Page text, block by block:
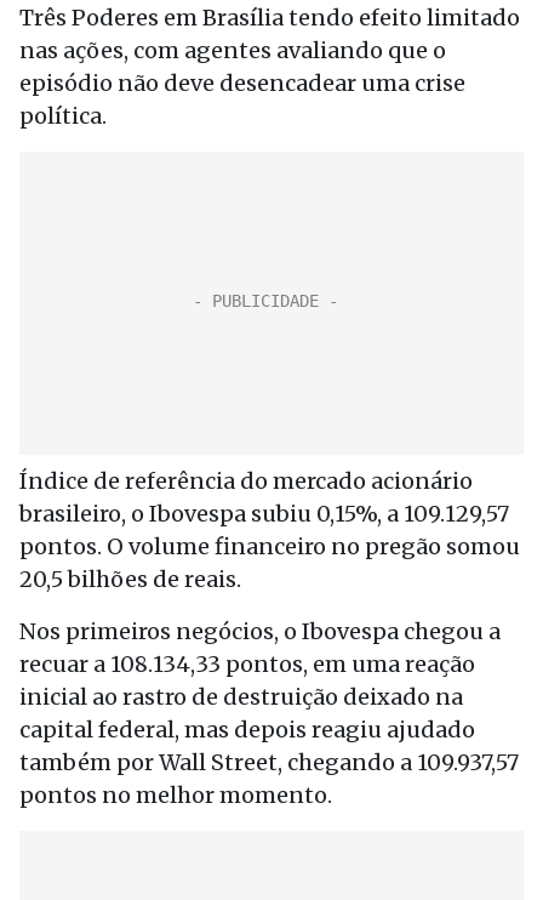
Três Poderes em Brasília tendo efeito limitado
nas ações, com agentes avaliando que o
episódio não deve desencadear uma crise
política.
Índice de referência do mercado acionário
brasileiro, o Ibovespa subiu 0,15%, a 109.129,57
pontos. O volume financeiro no pregão somou
20,5 bilhões de reais.
Nos primeiros negócios, o Ibovespa chegou a
recuar a 108.134,33 pontos, em uma reação
inicial ao rastro de destruição deixado na
capital federal, mas depois reagiu ajudado
também por Wall Street, chegando a 109.937,57
pontos no melhor momento.